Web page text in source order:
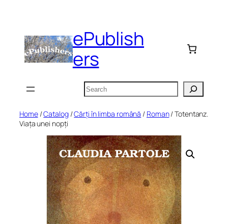
content
ePublish
ers
Search
Home/Catalog/Cărți în limba română / Roman/ Totentanz.
Viața unei nopți